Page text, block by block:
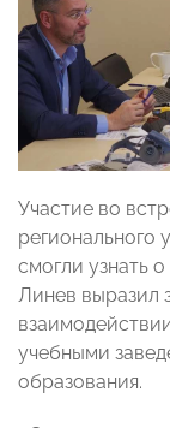
Участие во
регионального
смогли узнать
Линев выразил
учебными
образования.